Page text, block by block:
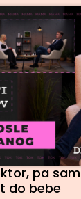
pa
do bebe